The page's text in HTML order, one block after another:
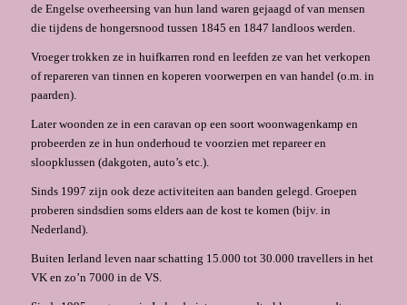
de Engelse overheersing van hun land waren gejaagd of van mensen
die tijdens de hongersnood tussen 1845 en 1847 landloos werden.
Vroeger trokken ze in huifkarren rond en leefden ze van het verkopen
of repareren van tinnen en koperen voorwerpen en van handel (o.m. in
paarden).
Later woonden ze in een caravan op een soort woonwagenkamp en
probeerden ze in hun onderhoud te voorzien met repareer en
sloopklussen (dakgoten, auto’s etc.).
Sinds 1997 zijn ook deze activiteiten aan banden gelegd. Groepen
proberen sindsdien soms elders aan de kost te komen (bijv. in
Nederland).
Buiten Ierland leven naar schatting 15.000 tot 30.000 travellers in het
VK en zo’n 7000 in de VS.